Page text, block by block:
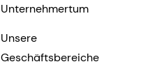
Unternehmertum
Unsere
Geschäftsbereiche